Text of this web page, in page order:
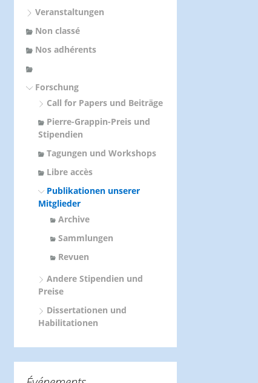
Veranstaltungen
Non classé
Nos adhérents
Forschung
Call for Papers und Beiträge
Pierre-Grappin-Preis und
Stipendien
Tagungen und Workshops
Libre accès
Publikationen unserer
Mitglieder
Archive
Sammlungen
Revuen
Andere Stipendien und
Preise
Dissertationen und
Habilitationen